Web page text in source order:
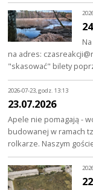
na adres:
"skasować" bilety
2026-07-23, godz. 13:13
23.07.2026
Apele nie pomagają -
budowanej w ramach
rolkarze. Naszym